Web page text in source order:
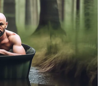
ฒนาเพื่อความยั่งยืนผ่าน
ดเชยการปล่อยคาร์บอน
รปล่อยก๊าซ
านเชื้อเพลิงการบินที่มี
ยมลพิษผ่านการยกระดับ
นี้ สายการบินคาเธ่ย์